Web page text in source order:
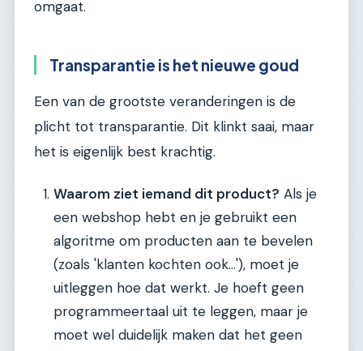
omgaat.
Transparantie is het nieuwe goud
Een van de grootste veranderingen is de
plicht tot transparantie. Dit klinkt saai, maar
het is eigenlijk best krachtig.
Waarom ziet iemand dit product? Als je
een webshop hebt en je gebruikt een
algoritme om producten aan te bevelen
(zoals 'klanten kochten ook...'), moet je
uitleggen hoe dat werkt. Je hoeft geen
programmeertaal uit te leggen, maar je
moet wel duidelijk maken dat het geen